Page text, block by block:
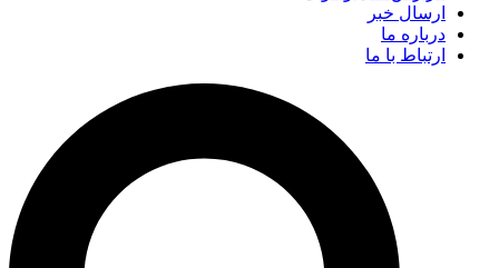
ارسال خبر
درباره ما
ارتباط با ما